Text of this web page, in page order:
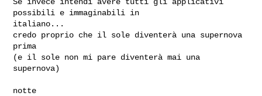
possibili e immaginabili in
italiano...
credo proprio che il sole diventerà una supernova
prima
(e il sole non mi pare diventerà mai una
supernova)
notte